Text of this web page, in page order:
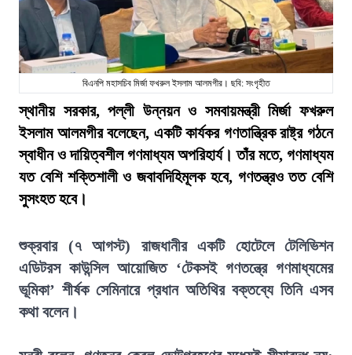
বিএনপি মহাসচিব মির্জা ফখরুল ইসলাম আলমগীর। ছবি: সংগৃহীত
স্থানীয় সরকার, পল্লী উন্নয়ন ও সমবায়মন্ত্রী মির্জা ফখরুল
ইসলাম আলমগীর বলেছেন, একটি কার্যকর গণতান্ত্রিক রাষ্ট্র গঠনে
স্বাধীন ও দায়িত্বশীল গণমাধ্যম অপরিহার্য। তাঁর মতে, গণমাধ্যম
যত বেশি শক্তিশালী ও জবাবদিহিমূলক হবে, গণতন্ত্রও তত বেশি
সুসংহত হবে।
শুক্রবার (৭ আগস্ট) রাজধানীর একটি হোটেলে টেলিভিশন
এডিটরস কাউন্সিল আয়োজিত ‘টেকসই গণতন্ত্রে গণমাধ্যমের
ভূমিকা’ শীর্ষক সেমিনারে প্রধান অতিথির বক্তব্যে তিনি এসব
কথা বলেন।